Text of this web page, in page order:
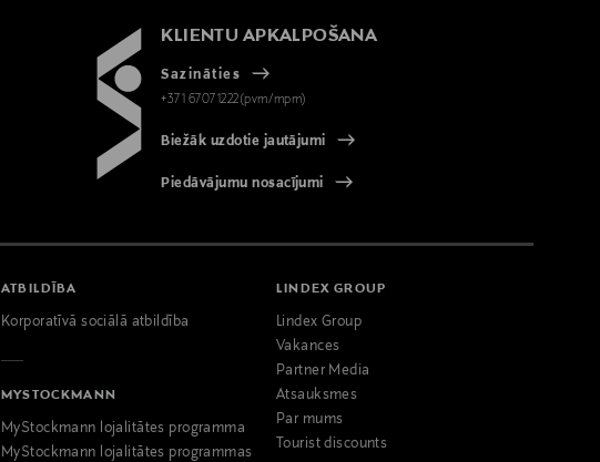
KLIENTU APKALPOŠANA
Sazināties
+371 67071222(pvm/mpm)
Biežāk uzdotie jautājumi
Piedāvājumu nosacījumi
ATBILDĪBA
Korporatīvā sociālā atbildība
MYSTOCKMANN
MyStockmann lojalitātes programma
MyStockmann lojalitātes programmas
LINDEX GROUP
Lindex Group
Vakances
Partner Media
Atsauksmes
Par mums
Tourist discounts